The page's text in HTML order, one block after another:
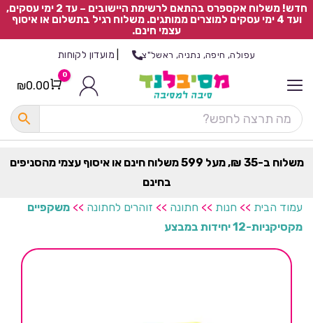
חדש! משלוח אקספרס בהתאם לרשימת היישובים – עד 2 ימי עסקים,
ועד 4 ימי עסקים למוצרים ממותגים. משלוח רגיל בתשלום או איסוף
עצמי חינם.
עפולה, חיפה, נתניה, ראשל"צ מועדון לקוחות
Cart
0
₪0.00
משלוח ב-35 ₪, מעל 599 משלוח חינם או איסוף עצמי מהסניפים
בחינם
עמוד הבית >> חנות >> חתונה >> זוהרים לחתונה >> משקפיים
מקסיקניות-12 יחידות במבצע